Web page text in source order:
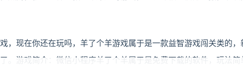
，现在你还在玩吗，羊了个羊游戏属于是一款益智游戏闯关类的
。游戏简介：微信小程序羊了个羊属于是免费下载的软件，玩法简